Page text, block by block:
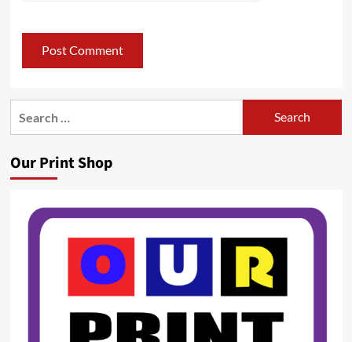
Our Print Shop